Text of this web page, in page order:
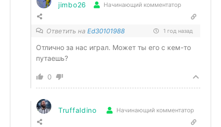
jimbo26 Начинающий комментатор
Ответить на Ed30101988 1 год назад
Отлично за нас играл. Может ты его с кем-то
путаешь?
0
Truffaldino Начинающий комментатор